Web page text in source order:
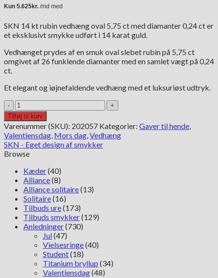
SKN 14 kt rubin vedhæng oval 5,75 ct med diamanter 0,24 ct er
et eksklusivt smykke udført i 14 karat guld.
Vedhænget prydes af en smuk oval slebet rubin på 5,75 ct
omgivet af 26 funklende diamanter med en samlet vægt på 0,24
ct.
Et elegant og iøjnefaldende vedhæng med et luksuriøst udtryk.
SKN
14
kt
rubin
vedhæng
oval
antal
Tilføj til kurv
Varenummer (SKU): 202057 Kategorier: Gaver til hende,
Valentiensdag, Mors dag,Vedhæng
SKN - Eget design af smykker
Browse
Kæder(40)
Alliance(8)
Alliance solitaire(13)
Solitaire(16)
Tilbuds ure(173)
Tilbuds smykker(129)
Anledninger(730)
Jul(47)
Vielsesringe(40)
Student(18)
Titanium bryllup (34)
Valentiensdag(48)